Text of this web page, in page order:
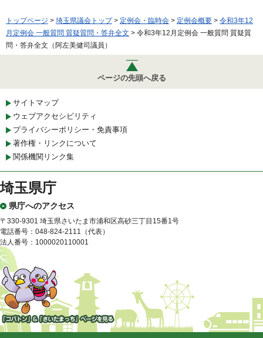
トップページ > 埼玉県議会トップ> 定例会・臨時会 > 定例会概要 > 令和3年12
月定例会 一般質問 質疑質問・答弁全文 > 令和3年12月定例会 一般質問 質疑質
問・答弁全文（阿左美健司議員）
ページの先頭へ戻る
サイトマップ
ウェブアクセシビリティ
プライバシーポリシー・免責事項
著作権・リンクについて
関係機関リンク集
埼玉県庁
県庁へのアクセス
〒330-9301 埼玉県さいたま市浦和区高砂三丁目15番1号
電話番号：048-824-2111（代表）
法人番号：1000020110001
「コバトン」&「さいたまっ